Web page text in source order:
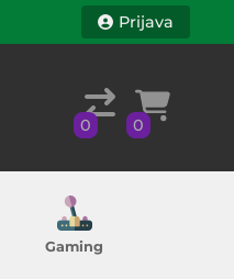
Prijava
0 0
Gaming